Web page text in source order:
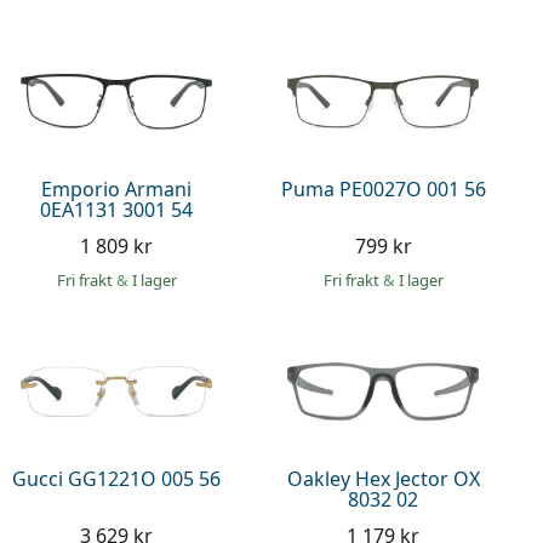
Emporio Armani
0EA1131 3001 54
1 809 kr
Fri frakt& I lager
Puma PE0027O 001 56
799 kr
Fri frakt& I lager
Gucci GG1221O 005 56
3 629 kr
Oakley Hex Jector OX
8032 02
1 179 kr